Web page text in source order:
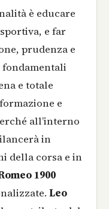
è educare
e far
prudenza e
e totale
e
all’interno
in
della corsa e in
1900
Leo